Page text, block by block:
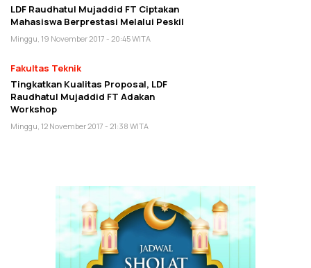
LDF Raudhatul Mujaddid FT Ciptakan
Mahasiswa Berprestasi Melalui Peskil
Minggu, 19 November 2017 - 20:45 WITA
Fakultas Teknik
Tingkatkan Kualitas Proposal, LDF
Raudhatul Mujaddid FT Adakan
Workshop
Minggu, 12 November 2017 - 21:38 WITA